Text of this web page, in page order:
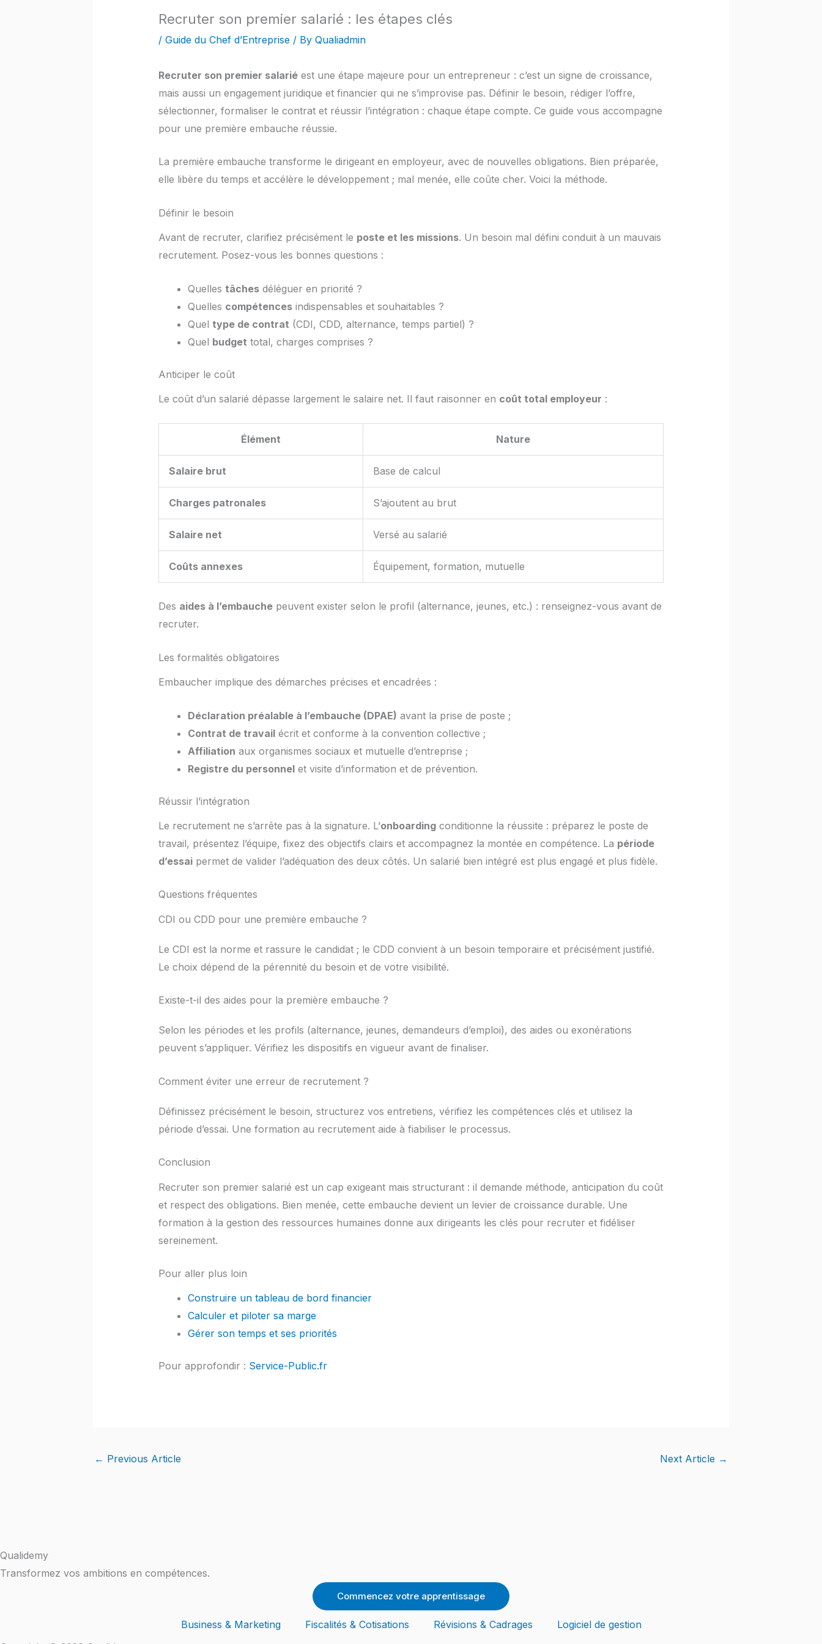
Recruter son premier salarié : les étapes clés
/ Guide du Chef d’Entreprise/ By Qualiadmin
Recruter son premier salariéest une étape majeure pour un entrepreneur : c’est un signe de croissance,
mais aussi un engagement juridique et financier qui ne s’improvise pas. Définir le besoin, rédiger l’offre,
sélectionner, formaliser le contrat et réussir l’intégration : chaque étape compte. Ce guide vous accompagne
pour une première embauche réussie.
La première embauche transforme le dirigeant en employeur, avec de nouvelles obligations. Bien préparée,
elle libère du temps et accélère le développement ; mal menée, elle coûte cher. Voici la méthode.
Définir le besoin
Avant de recruter, clarifiez précisément le poste et les missions. Un besoin mal défini conduit à un mauvais
recrutement. Posez-vous les bonnes questions :
Quelles tâchesdéléguer en priorité ?
Quelles compétencesindispensables et souhaitables ?
Quel type de contrat (CDI, CDD, alternance, temps partiel) ?
Quel budget total, charges comprises ?
Anticiper le coût
Le coût d’un salarié dépasse largement le salaire net. Il faut raisonner en coût total employeur :
Élément Nature
Salaire brut Base de calcul
Charges patronales S’ajoutent au brut
Salaire net Versé au salarié
Coûts annexes Équipement, formation, mutuelle
Des aides à l’embauchepeuvent exister selon le profil (alternance, jeunes, etc.) : renseignez-vous avant de
recruter.
Les formalités obligatoires
Embaucher implique des démarches précises et encadrées :
Déclaration préalable à l’embauche (DPAE) avant la prise de poste ;
Contrat de travailécrit et conforme à la convention collective ;
Affiliation aux organismes sociaux et mutuelle d’entreprise ;
Registre du personnelet visite d’information et de prévention.
Réussir l’intégration
Le recrutement ne s’arrête pas à la signature. L’onboardingconditionne la réussite : préparez le poste de
travail, présentez l’équipe, fixez des objectifs clairs et accompagnez la montée en compétence. La période
d’essaipermet de valider l’adéquation des deux côtés. Un salarié bien intégré est plus engagé et plus fidèle.
Questions fréquentes
CDI ou CDD pour une première embauche ?
Le CDI est la norme et rassure le candidat ; le CDD convient à un besoin temporaire et précisément justifié.
Le choix dépend de la pérennité du besoin et de votre visibilité.
Existe-t-il des aides pour la première embauche ?
Selon les périodes et les profils (alternance, jeunes, demandeurs d’emploi), des aides ou exonérations
peuvent s’appliquer. Vérifiez les dispositifs en vigueur avant de finaliser.
Comment éviter une erreur de recrutement ?
Définissez précisément le besoin, structurez vos entretiens, vérifiez les compétences clés et utilisez la
période d’essai. Une formation au recrutement aide à fiabiliser le processus.
Conclusion
Recruter son premier salarié est un cap exigeant mais structurant : il demande méthode, anticipation du coût
et respect des obligations. Bien menée, cette embauche devient un levier de croissance durable. Une
formation à la gestion des ressources humaines donne aux dirigeants les clés pour recruter et fidéliser
sereinement.
Pour aller plus loin
Construire un tableau de bord financier
Calculer et piloter sa marge
Gérer son temps et ses priorités
Pour approfondir : Service-Public.fr
← Previous Article Next Article →
Qualidemy
Transformez vos ambitions en compétences.
Commencez votre apprentissage
Business & Marketing Fiscalités & Cotisations Révisions & Cadrages
Logiciel de gestion